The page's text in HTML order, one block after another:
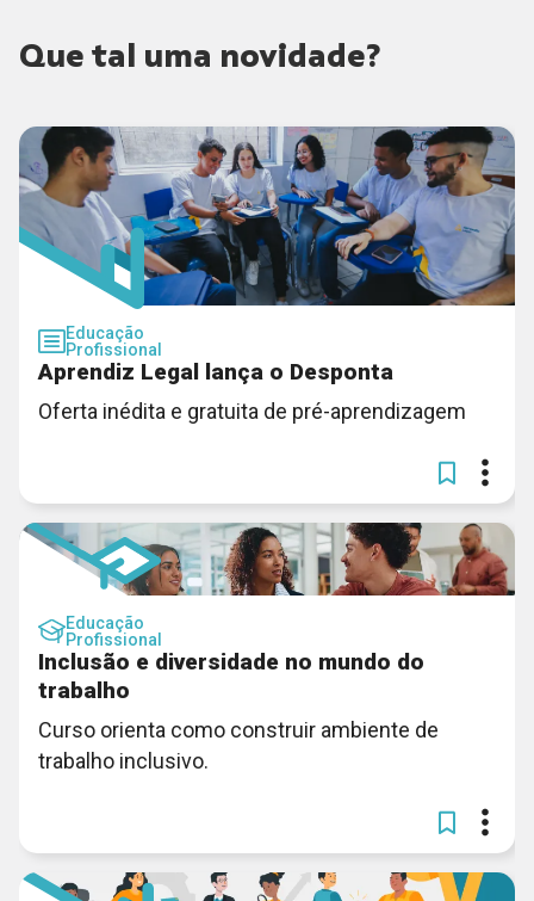
Que tal uma novidade?
Educação
Profissional
Aprendiz Legal lança o Desponta
Oferta inédita e gratuita de pré-aprendizagem
Educação
Profissional
Inclusão e diversidade no mundo do
trabalho
Curso orienta como construir ambiente de
trabalho inclusivo.